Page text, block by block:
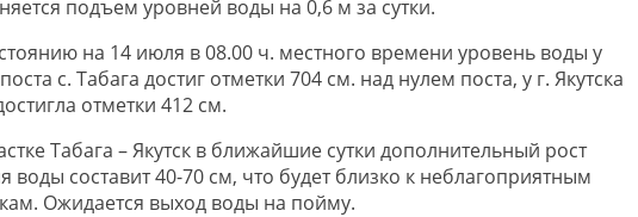
подъем уровней воды на 0,6 м за сутки.
на 14 июля в 08.00 ч. местного времени уровень воды у
с. Табага достиг отметки 704 см. над нулем поста, у г. Якутска
отметки 412 см.
Табага – Якутск в ближайшие сутки дополнительный рост
воды составит 40-70 см, что будет близко к неблагоприятным
Ожидается выход воды на пойму.